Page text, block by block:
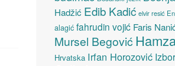
Hadžić Edib Kadić elvir resić
alagić fahrudin vojić Faris
Mursel Begović
Hrvatska Irfan Horozović